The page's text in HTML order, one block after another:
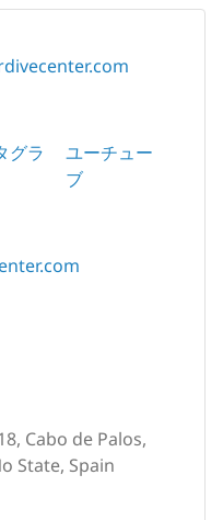
グラ
ユーチュー
ブ
Cabo de Palos,
State, Spain